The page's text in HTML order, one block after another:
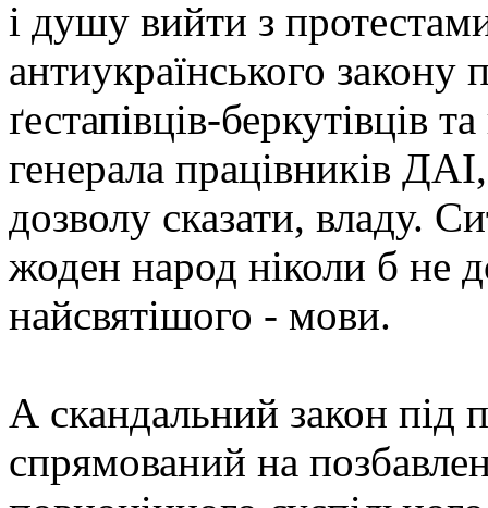
і душу вийти з
антиукраїнського
ґестапівців-беркутівців
генерала працівників
дозволу сказати, владу.
жоден народ ніколи б не
найсвятішого - мови.
А скандальний закон під
спрямований на